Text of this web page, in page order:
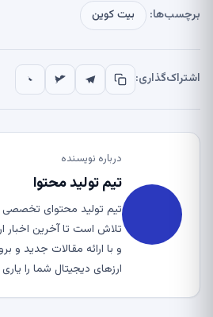
برچسب‌ها: بیت کوین
اشتراک‌گذاری:
درباره نویسنده
تیم تولید محتوا
تیم تولید محتوای تخصصی
تلاش است تا آخرین اخبار
و با ارائه مقالات جدید و
ارزهای دیجیتال شما را